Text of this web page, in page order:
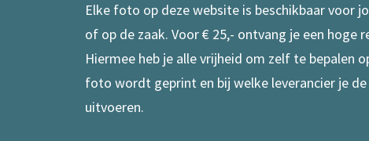
Elke foto op deze website is beschikbaar voor
of op de zaak. Voor € 25,- ontvang je een hoge
Hiermee heb je alle vrijheid om zelf te bepalen
foto wordt geprint en bij welke leverancier je
uitvoeren.